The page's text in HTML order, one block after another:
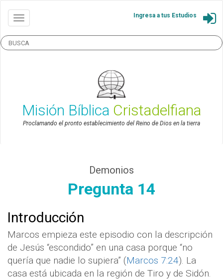
Ingresa a tus Estudios
Misión Bíblica Cristadelfiana
Proclamando el pronto establecimiento del Reino de Dios en la tierra
Demonios
Pregunta 14
Introducción
Marcos empieza este episodio con la descripción
de Jesús “escondido” en una casa porque “no
quería que nadie lo supiera” (Marcos 7:24). La
casa está ubicada en la región de Tiro y de Sidón.